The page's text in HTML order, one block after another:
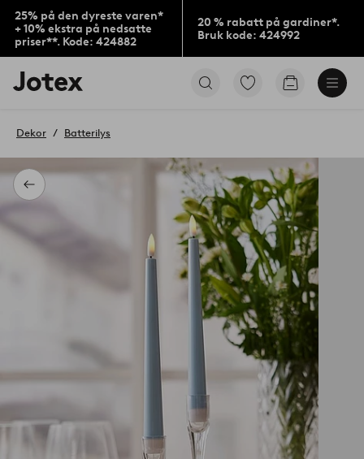
25% på den dyreste varen*
+ 10% ekstra på nedsatte
priser**. Kode: 424882
20 % rabatt på gardiner*.
Bruk kode: 424992
Jotex’
logo
til
Gå
Gå
Tilbake
Dekor Batterilys